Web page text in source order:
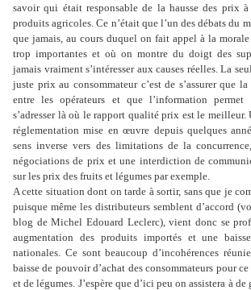
savoir qui était responsable de la hausse des prix
produits agricoles. Ce n’était que l’un des débats du
que jamais, au cours duquel on fait appel à la
trop importantes et où on montre du doigt des
jamais vraiment s’intéresser aux causes réelles. La
juste prix au consommateur c’est de s’assurer que
entre les opérateurs et que l’information permet
s’adresser là où le rapport qualité prix est le meilleur.
réglementation mise en œuvre depuis quelques
sens inverse vers des limitations de la
négociations de prix et une interdiction de
sur les prix des fruits et légumes par exemple.
A cette situation dont on tarde à sortir, sans que je
puisque même les distributeurs semblent d’accord
blog de Michel Edouard Leclerc), vient donc se
augmentation des produits importés et une
nationales. Ce sont beaucoup d’incohérences
baisse de pouvoir d’achat des consommateurs pour
et de légumes. J’espère que d’ici peu on assistera à